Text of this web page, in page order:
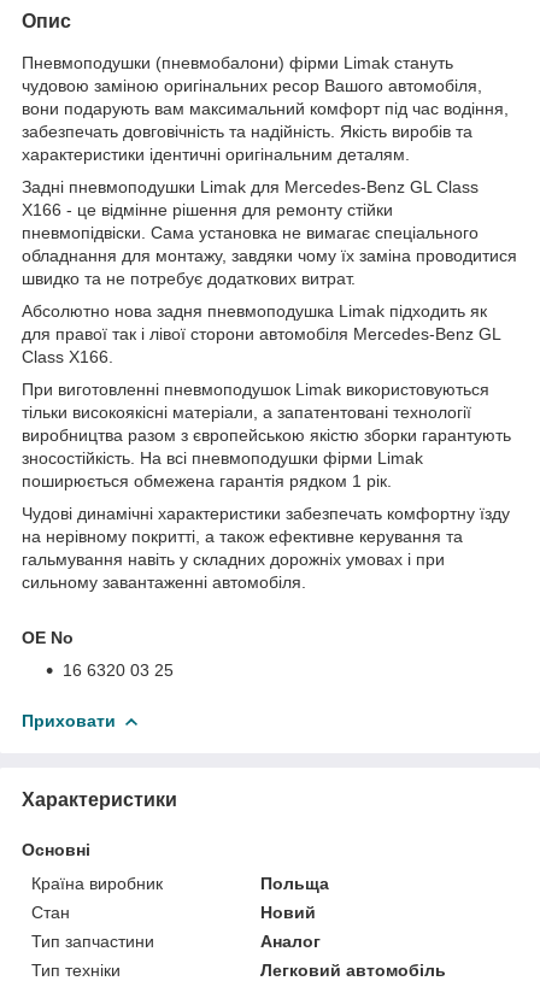
Опис
Пневмоподушки (пневмобалони) фірми Limak стануть
чудовою заміною оригінальних ресор Вашого автомобіля,
вони подарують вам максимальний комфорт під час водіння,
забезпечать довговічність та надійність. Якість виробів та
характеристики ідентичні оригінальним деталям.
Задні пневмоподушки Limak для Mercedes-Benz GL Class
X166 - це відмінне рішення для ремонту стійки
пневмопідвіски. Сама установка не вимагає спеціального
обладнання для монтажу, завдяки чому їх заміна проводитися
швидко та не потребує додаткових витрат.
Абсолютно нова задня пневмоподушка Limak підходить як
для правої так і лівої сторони автомобіля Mercedes-Benz GL
Class X166.
При виготовленні пневмоподушок Limak використовуються
тільки високоякісні матеріали, а запатентовані технології
виробництва разом з європейською якістю зборки гарантують
зносостійкість. На всі пневмоподушки фірми Limak
поширюється обмежена гарантія рядком 1 рік.
Чудові динамічні характеристики забезпечать комфортну їзду
на нерівному покритті, а також ефективне керування та
гальмування навіть у складних дорожніх умовах і при
сильному завантаженні автомобіля.
OE No
16 6320 03 25
Приховати
Характеристики
Основні
Країна виробник
Польща
Стан
Новий
Тип запчастини
Аналог
Тип техніки
Легковий автомобіль